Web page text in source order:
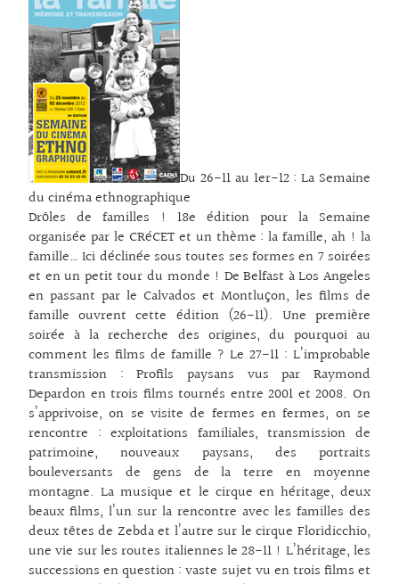
Du 26-11 au 1er-12 : La Semaine
du cinéma ethnographique
Drôles de familles ! 18e édition pour la Semaine
organisée par le CRéCET et un thème : la famille, ah ! la
famille… Ici déclinée sous toutes ses formes en 7 soirées
et en un petit tour du monde ! De Belfast à Los Angeles
en passant par le Calvados et Montluçon, les films de
famille ouvrent cette édition (26-11). Une première
soirée à la recherche des origines, du pourquoi au
comment les films de famille ? Le 27-11 : L’improbable
transmission : Profils paysans vus par Raymond
Depardon en trois films tournés entre 2001 et 2008. On
s’apprivoise, on se visite de fermes en fermes, on se
rencontre : exploitations familiales, transmission de
patrimoine, nouveaux paysans, des portraits
bouleversants de gens de la terre en moyenne
montagne. La musique et le cirque en héritage, deux
beaux films, l’un sur la rencontre avec les familles des
deux têtes de Zebda et l’autre sur le cirque Floridicchio,
une vie sur les routes italiennes le 28-11 ! L’héritage, les
successions en question : vaste sujet vu en trois films et